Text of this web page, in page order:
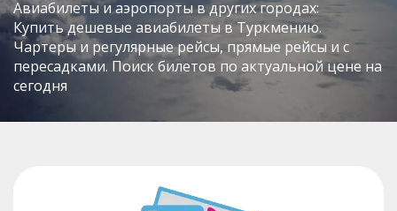
Авиабилеты и аэропорты в других городах:
Купить дешевые авиабилеты в Туркмению.
Чартеры и регулярные рейсы, прямые рейсы и с
пересадками. Поиск билетов по актуальной цене на
сегодня